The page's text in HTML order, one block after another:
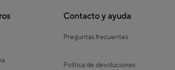
Contacto y ayuda
Preguntas frecuentes
Política de devoluciones